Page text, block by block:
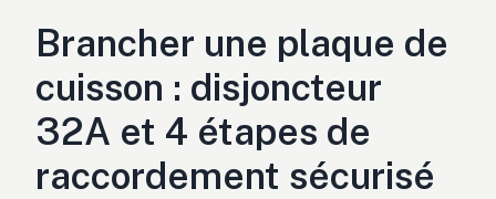
Brancher une plaque de
cuisson : disjoncteur
32A et 4 étapes de
raccordement sécurisé